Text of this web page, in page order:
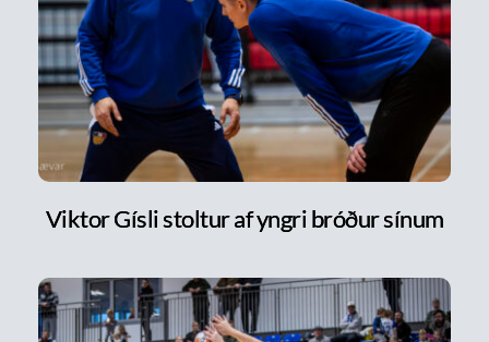
Viktor Gísli stoltur af yngri bróður sínum